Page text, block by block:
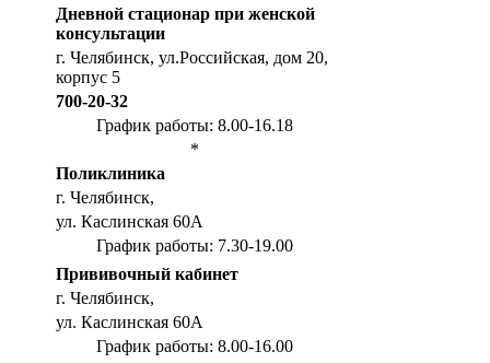
Дневной стационар при женской
консультации
г. Челябинск, ул.Российская, дом 20,
корпус 5
700-20-32
График работы: 8.00-16.18
*
Поликлиника
г. Челябинск,
ул. Каслинская 60А
График работы: 7.30-19.00
Прививочный кабинет
г. Челябинск,
ул. Каслинская 60А
График работы: 8.00-16.00